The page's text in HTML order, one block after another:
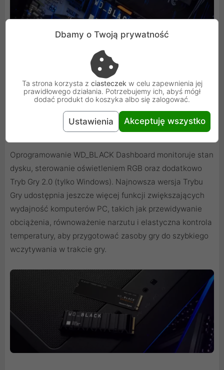
Większa kontrola i zdolność
przewidywania
Oprogramowanie WD_BLACK Dashboard monitoruje stan
dysku, sterowanie oświetleniem RGB oraz dodatkowo
Tryb Gry 2.0 (tylko Windows). Najnowsza wersja Trybu
Gry udostępnia jeszcze więcej funkcji zwiększających
wydajność komputerów PC, takich jak przewidywanie
obciążenia, równoważenie narzutu i elastyczna kontrola
temperatury, aby przygotować zasoby gry do szybkiego
wczytywania w trakcie gry.
Dbamy o Twoją prywatność
Ta strona korzysta z ciasteczek w celu zapewnienia jej
prawidłowego działania. Potrzebujemy ich, abyś mógł
dodać produkt do koszyka albo się zalogować.
Ustawienia Akceptuję wszystko